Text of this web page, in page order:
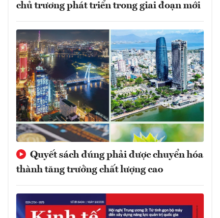
chủ trương phát triển trong giai đoạn mới
Quyết sách đúng phải được chuyển hóa
thành tăng trưởng chất lượng cao